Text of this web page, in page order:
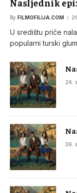
Nasljednik
By FILMOFILIJA.COM
U središtu priče
popularni turski
26.
26.